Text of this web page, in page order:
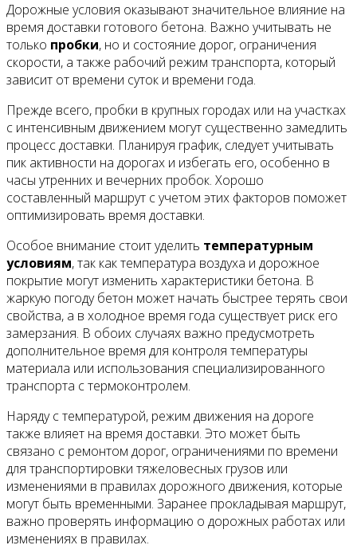
Дорожные условия оказывают значительное влияние на
время доставки готового бетона. Важно учитывать не
только пробки, но и состояние дорог, ограничения
скорости, а также рабочий режим транспорта, который
зависит от времени суток и времени года.
Прежде всего, пробки в крупных городах или на участках
с интенсивным движением могут существенно замедлить
процесс доставки. Планируя график, следует учитывать
пик активности на дорогах и избегать его, особенно в
часы утренних и вечерних пробок. Хорошо
составленный маршрут с учетом этих факторов поможет
оптимизировать время доставки.
Особое внимание стоит уделить температурным
условиям, так как температура воздуха и дорожное
покрытие могут изменить характеристики бетона. В
жаркую погоду бетон может начать быстрее терять свои
свойства, а в холодное время года существует риск его
замерзания. В обоих случаях важно предусмотреть
дополнительное время для контроля температуры
материала или использования специализированного
транспорта с термоконтролем.
Наряду с температурой, режим движения на дороге
также влияет на время доставки. Это может быть
связано с ремонтом дорог, ограничениями по времени
для транспортировки тяжеловесных грузов или
изменениями в правилах дорожного движения, которые
могут быть временными. Заранее прокладывая маршрут,
важно проверять информацию о дорожных работах или
изменениях в правилах.